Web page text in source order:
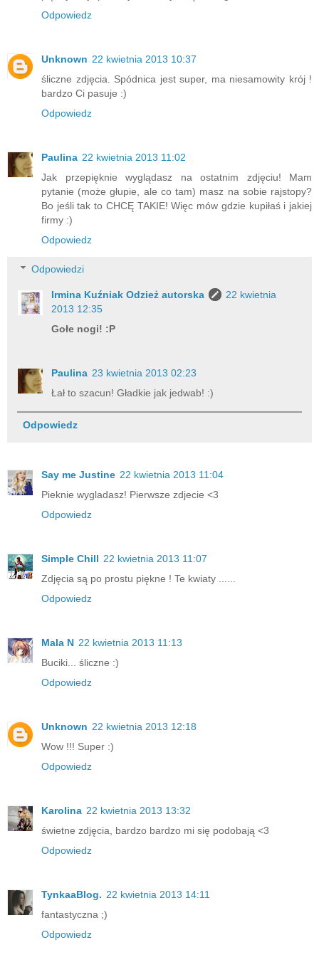
Odpowiedz
Unknown 22 kwietnia 2013 10:37
śliczne zdjęcia. Spódnica jest super, ma niesamowity krój !
bardzo Ci pasuje :)
Odpowiedz
Paulina 22 kwietnia 2013 11:02
Jak przepięknie wyglądasz na ostatnim zdjęciu! Mam
pytanie (może głupie, ale co tam) masz na sobie rajstopy?
Bo jeśli tak to CHCĘ TAKIE! Więc mów gdzie kupiłaś i jakiej
firmy :)
Odpowiedz
Odpowiedzi
Irmina Kuźniak Odzież autorska
22 kwietnia
2013 12:35
Gołe nogi! :P
Paulina 23 kwietnia 2013 02:23
Łał to szacun! Gładkie jak jedwab! :)
Odpowiedz
Say me Justine 22 kwietnia 2013 11:04
Pieknie wygladasz! Pierwsze zdjecie <3
Odpowiedz
Simple Chill 22 kwietnia 2013 11:07
Zdjęcia są po prostu piękne ! Te kwiaty ......
Odpowiedz
Mala N 22 kwietnia 2013 11:13
Buciki... śliczne :)
Odpowiedz
Unknown 22 kwietnia 2013 12:18
Wow !!! Super :)
Odpowiedz
Karolina 22 kwietnia 2013 13:32
świetne zdjęcia, bardzo bardzo mi się podobają <3
Odpowiedz
TynkaaBlog. 22 kwietnia 2013 14:11
fantastyczna ;)
Odpowiedz